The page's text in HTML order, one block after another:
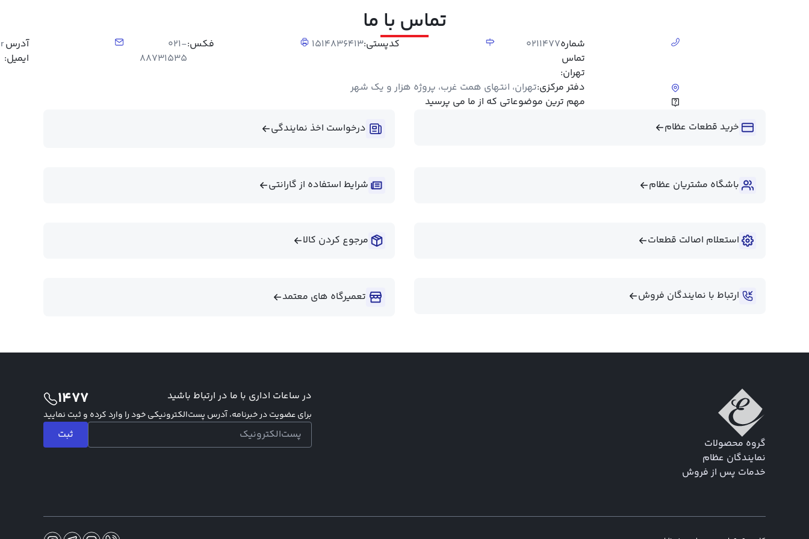
تماس با ما
شماره
تماس
تهران:
0211477 کدپستی:۱۵۱۴۸۳۶۴۱۳ فکس:021-
88731535
آدرس
ایمیل:
دفتر مرکزی:تهران، انتهای همت غرب، پروژه هزار و یک شهر
مهم ترین موضوعاتی که از ما می پرسید
خرید قطعات عظام
درخواست اخذ نمایندگی
باشگاه مشتریان عظام شرایط استفاده از گارانتی
استعلام اصالت قطعات مرجوع کردن کالا
ارتباط با نمایندگان فروش تعمیرگاه های معتمد
گروه محصولات
نمایندگان عظام
خدمات پس از فروش
در ساعات اداری با ما در ارتباط باشید 1477
برای عضویت در خبرنامه، آدرس پست‌الکترونیکی خود را وارد کرده و ثبت نمایید
ثبت